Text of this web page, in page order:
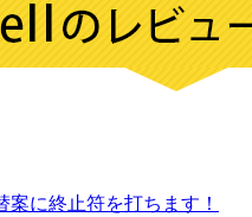
案に終止符を打ちます！